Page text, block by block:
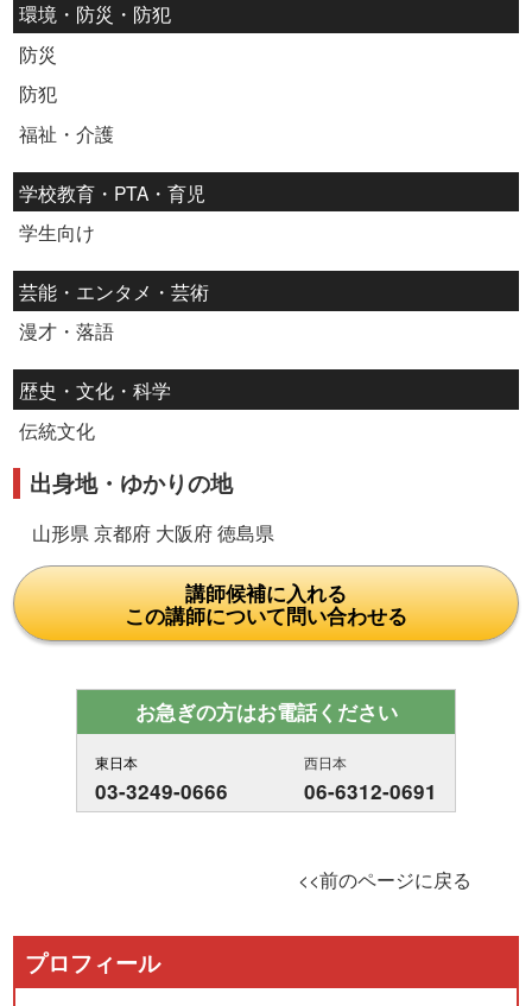
環境・防災・防犯
防災
防犯
福祉・介護
学校教育・PTA・育児
学生向け
芸能・エンタメ・芸術
漫才・落語
歴史・文化・科学
伝統文化
出身地・ゆかりの地
山形県 京都府 大阪府 徳島県
講師候補に入れる
この講師について問い合わせる
お急ぎの方はお電話ください
東日本
03-3249-0666
西日本
06-6312-0691
<<前のページに戻る
プロフィール